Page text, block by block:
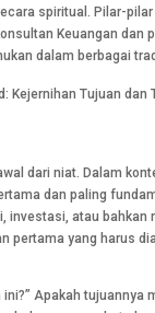
spiritual. Pilar-
Keuangan dan
dalam berbagai
Kejernihan Tujuan dan
dari niat. Dalam
dan paling
investasi, atau bahkan
pertama yang harus
Apakah tujuannya